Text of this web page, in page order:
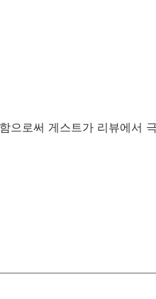
으로써 게스트가 리뷰에서